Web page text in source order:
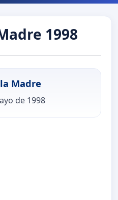
1998
Madre
de 1998